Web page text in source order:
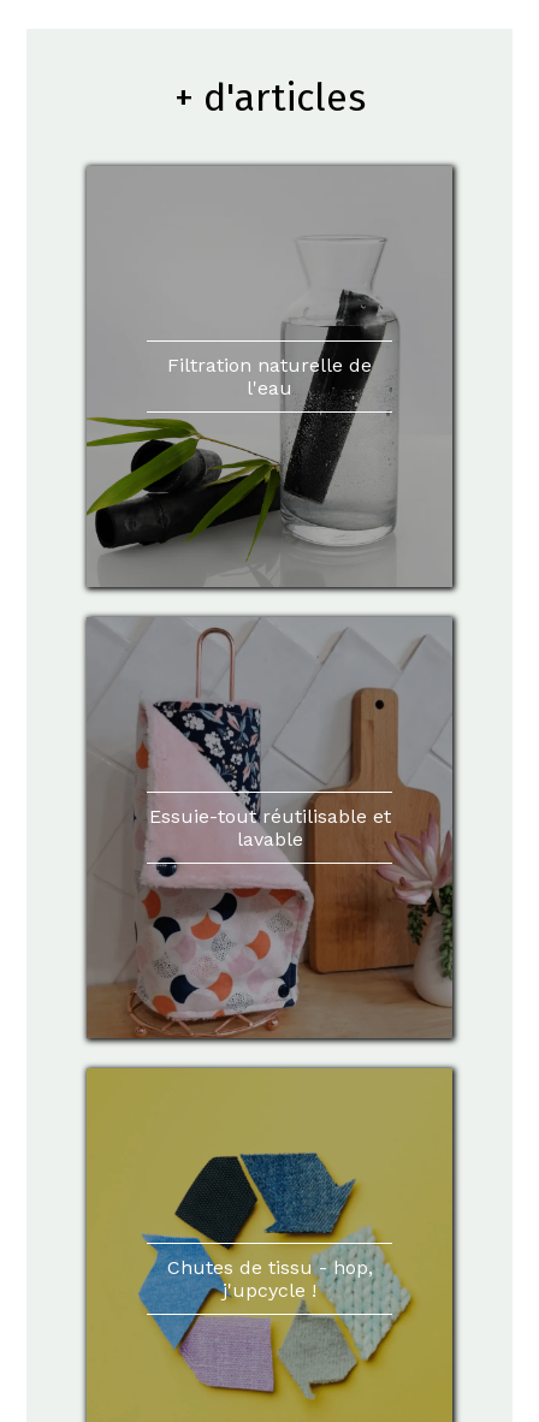
+ d'articles
Filtration naturelle de
l'eau
Essuie-tout réutilisable et
lavable
Chutes de tissu - hop,
j'upcycle !